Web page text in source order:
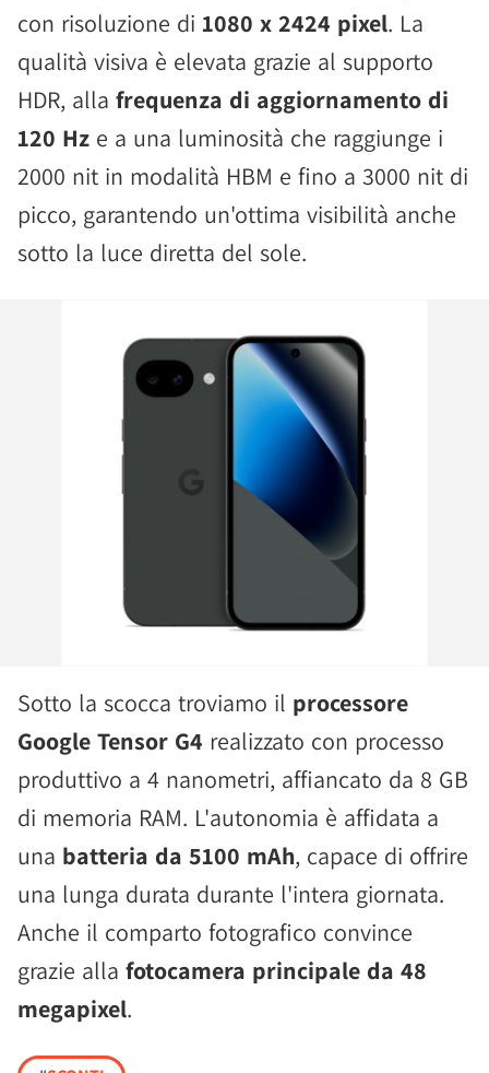
con risoluzione di 1080 x 2424 pixel. La
qualità visiva è elevata grazie al supporto
HDR, alla frequenza di aggiornamento di
120 Hz e a una luminosità che raggiunge i
2000 nit in modalità HBM e fino a 3000 nit di
picco, garantendo un'ottima visibilità anche
sotto la luce diretta del sole.
Sotto la scocca troviamo il processore
Google Tensor G4 realizzato con processo
produttivo a 4 nanometri, affiancato da 8 GB
di memoria RAM. L'autonomia è affidata a
una batteria da 5100 mAh, capace di offrire
una lunga durata durante l'intera giornata.
Anche il comparto fotografico convince
grazie alla fotocamera principale da 48
megapixel.